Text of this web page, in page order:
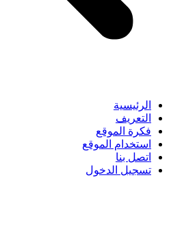
الرئيسية
التعريف
فكرة الموقع
استخدام الموقع
اتصل بنا
تسجيل الدخول